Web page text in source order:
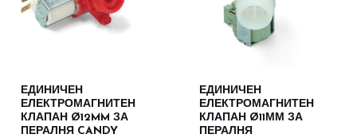
ЕДИНИЧЕН
ЕЛЕКТРОМАГНИТЕН
КЛАПАН Ø12MM ЗА
ПЕРАЛНЯ CANDY
ЕДИНИЧЕН
ЕЛЕКТРОМАГНИТЕН
КЛАПАН Ø11ММ ЗА
ПЕРАЛНЯ